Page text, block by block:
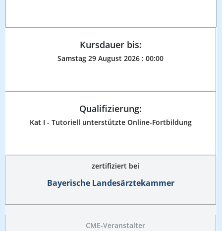
Kursdauer bis:
Samstag 29 August 2026 : 00:00
Qualifizierung:
Kat I - Tutoriell unterstützte Online-Fortbildung
zertifiziert bei
Bayerische Landesärztekammer
CME-Veranstalter